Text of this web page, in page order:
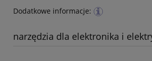
Dodatkowe informacje:
narzędzia dla elektronika i